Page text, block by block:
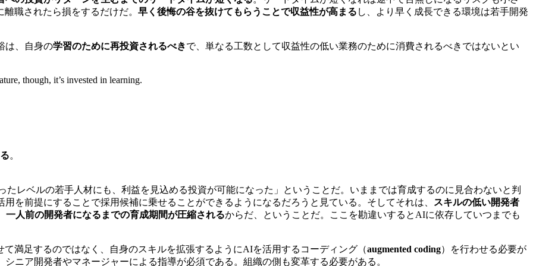
職されたら損をするだけだ。 早く後悔の谷を抜けてもらうことで収益性が高まる し、より早く成長できる環境は若手開発
は、自身の学習のために再投資されるべきで、単なる工数として収益性の低い業務のために消費されるべきではないとい
though, it’s invested in learning.
。
たレベルの若手人材にも、利益を見込める投資が可能になった」ということだ。いままでは育成するのに見合わないと判
を前提にすることで採用候補に乗せることができるようになるだろうと見ている。そしてそれは、 スキルの低い開発者
一人前の開発者になるまでの育成期間が圧縮されるからだ、ということだ。ここを勘違いするとAIに依存していつまでも
満足するのではなく、自身のスキルを拡張するようにAIを活用するコーディング（augmented coding）を行わせる必要が
ニア開発者やマネージャーによる指導が必須である。組織の側も変革する必要がある。